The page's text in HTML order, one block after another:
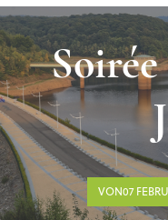
Soirée
VON07